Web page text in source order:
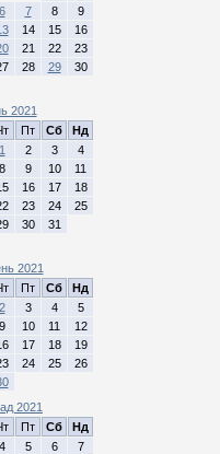
6 7 8
9
14 15
16
21 22
23
28 29
30
2021
Пт Сб
Нд
1
2 3
4
8 9 10
11
16 17
18
23 24
25
30 31
2021
Пт Сб
Нд
2 3 4
5
9 10 11
12
17 18
19
24 25
26
2021
Пт Сб
Нд
4 5 6
7